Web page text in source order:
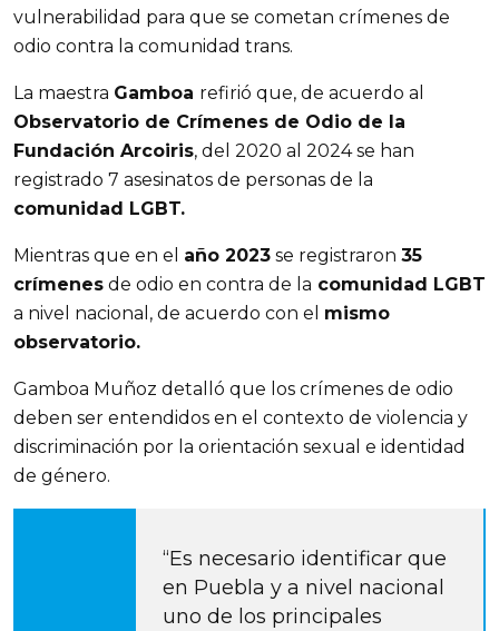
vulnerabilidad para que se cometan crímenes de
odio contra la comunidad trans.
La maestra Gamboa
Observatorio de Crímenes de Odio de la
Fundación Arcoiris, del 2020 al 2024 se han
comunidad LGBT.
Mientras que en el año 2023 se registraron 35
crímenes de odio en contra de la
a nivel nacional, de acuerdo con el mismo
observatorio.
Gamboa Muñoz detalló que los crímenes de odio
deben ser entendidos en el contexto de violencia y
discriminación por la orientación sexual e identidad
de género.
“Es necesario identificar que
en Puebla y a nivel nacional
uno de los principales